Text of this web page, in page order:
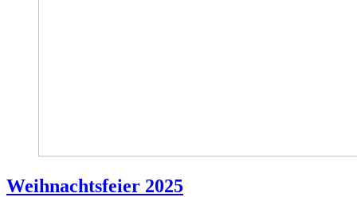
Weihnachtsfeier 2025